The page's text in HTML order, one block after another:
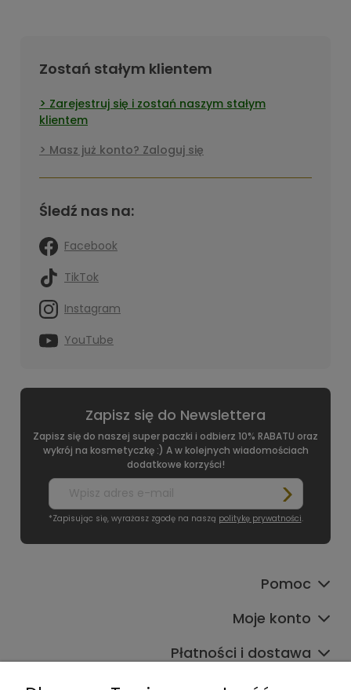
Zostań stałym klientem
Zarejestruj się i zostań naszym stałym
klientem
Masz już konto? Zaloguj się
Śledź nas na:
Facebook
TikTok
Instagram
YouTube
Zapisz się do Newslettera
Zapisz się do naszej super paczki i odbierz 10% RABATU oraz
wykrój na kosmetyczkę :) A w kolejnych wiadomościach
dodatkowe korzyści!
*Zapisując się, wyrażasz zgodę na naszą politykę prywatności.
Pomoc
Moje konto
Płatności i dostawa